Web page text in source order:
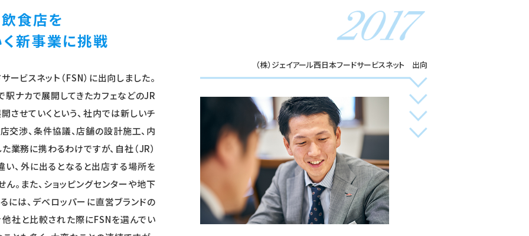
食店を
く新事業に挑戦
（株）ジェイアール西日本フードサービスネット 出向
ビスネット（FSN）に出向しました。
駅ナカで展開してきたカフェなどのJR
させていくという、社内では新しいチ
交渉、条件協議、店舗の設計施工、内
業務に携わるわけですが、自社（JR）
、外に出るとなると出店する場所を
。また、ショッピングセンターや地下
は、デベロッパーに直営ブランドの
社と比較された際にFSNを選んでい